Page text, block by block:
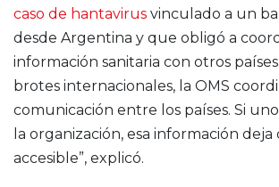
caso de hantavirus vinculado a un
desde Argentina y que obligó a
información sanitaria con otros
brotes internacionales, la OMS
comunicación entre los países. Si
la organización, esa información deja
accesible”, explicó.